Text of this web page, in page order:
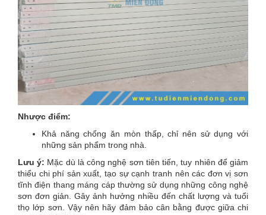
Nhược điểm:
Khả năng chống ăn mòn thấp, chỉ nên sử dụng với
những sản phẩm trong nhà.
Lưu ý: Mặc dù là công nghệ sơn tiên tiến, tuy nhiên để giảm
thiểu chi phí sản xuất, tạo sự cạnh tranh nên các đơn vị sơn
tĩnh điện thang máng cáp thường sử dụng những công nghệ
sơn đơn giản. Gây ảnh hưởng nhiều đến chất lượng và tuổi
thọ lớp sơn. Vậy nên hãy đảm bảo cân bằng được giữa chi